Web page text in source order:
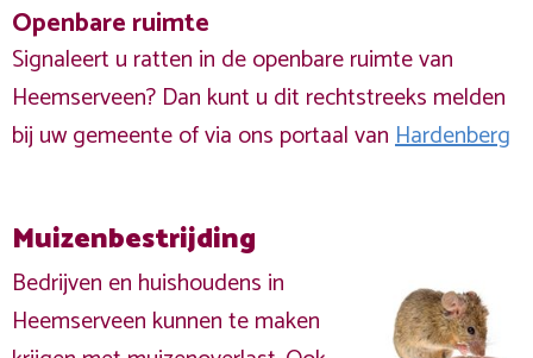
Openbare ruimte
Signaleert u ratten in de openbare ruimte van
Heemserveen? Dan kunt u dit rechtstreeks melden
bij uw gemeente of via ons portaal vanHardenberg
Muizenbestrijding
Bedrijven en huishoudens in
Heemserveen kunnen te maken